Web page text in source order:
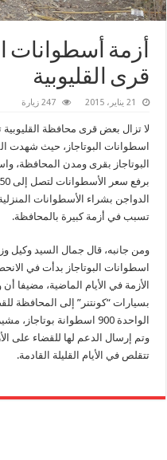
أزمة أسطوانات
قرى القليوبية
21 يناير، 2015 247 زيارة
لا تزال بعض قرى محافظة
اسطوانات البوتاجاز، حيث شهدت
البوتاجاز بقرى ومدن المحافظة،
الدواجن بشراء الأسطوانات
تسبب في أزمة كبيرة بالمحافظة.
ومن جانبه، قال جمال السيد وكيل
اسطوانات البوتاجاز بدأت في
الأزمة في الأيام الماضية، مضيفا
بسيارات “كونتنر” إلى المحافظة
الواحدة 900 اسطوانة
وتم إرسال الدعم لها للقضاء على
تتقلص في الأيام القليلة القادمة.